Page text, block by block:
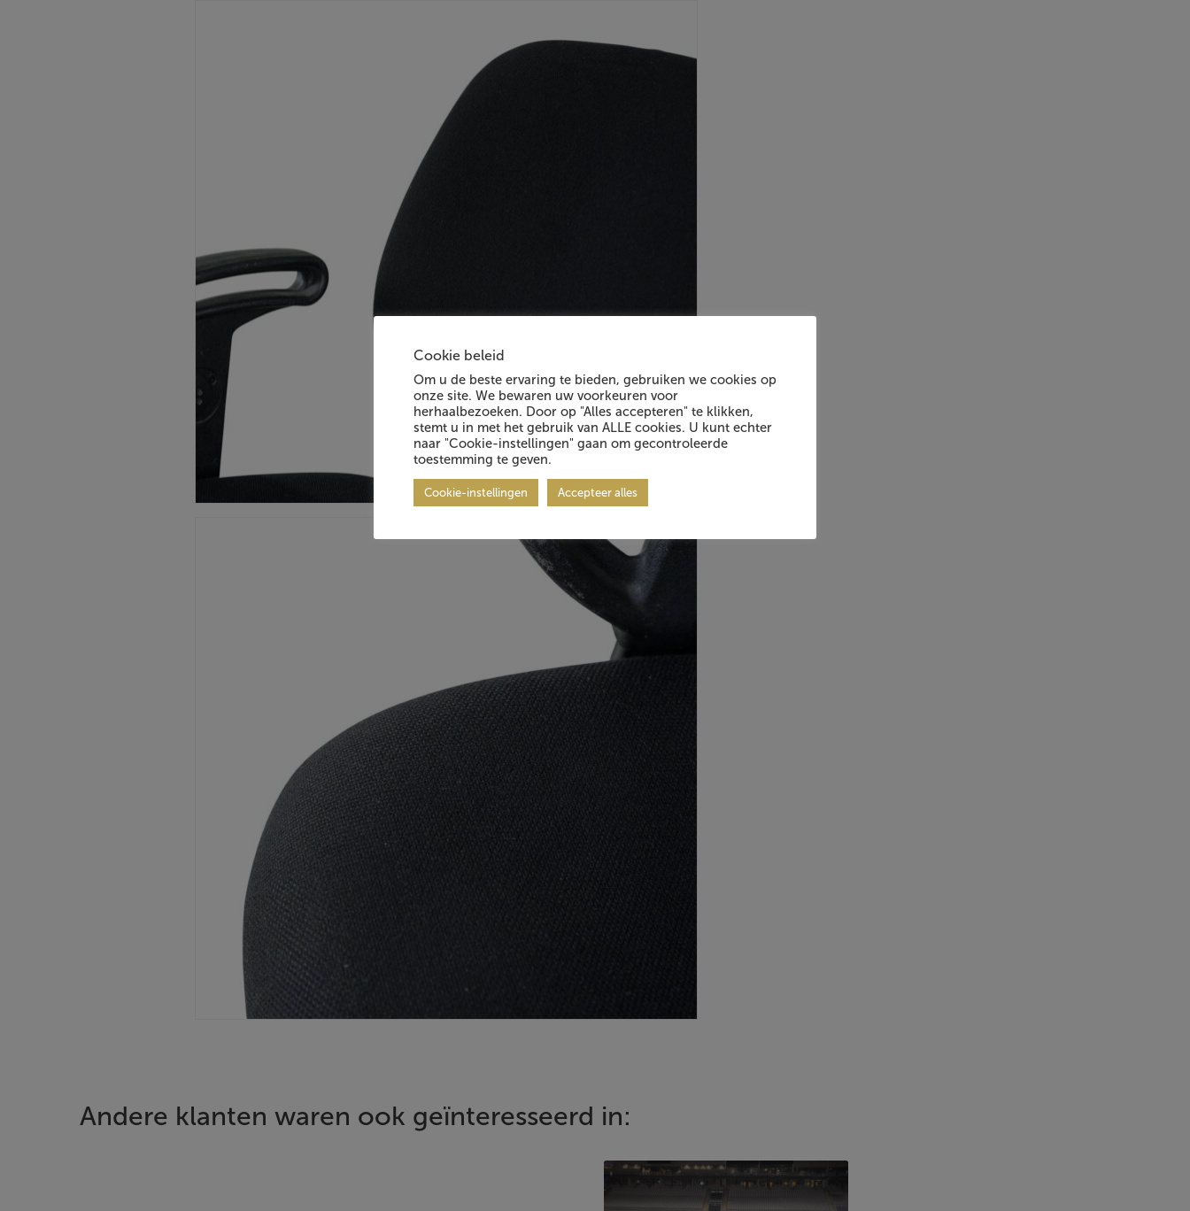
Andere klanten waren ook geïnteresseerd in:
Cookie beleid
Om u de beste ervaring te bieden, gebruiken we cookies op
onze site. We bewaren uw voorkeuren voor
herhaalbezoeken. Door op "Alles accepteren" te klikken,
stemt u in met het gebruik van ALLE cookies. U kunt echter
naar "Cookie-instellingen" gaan om gecontroleerde
toestemming te geven.
Cookie-instellingen Accepteer alles